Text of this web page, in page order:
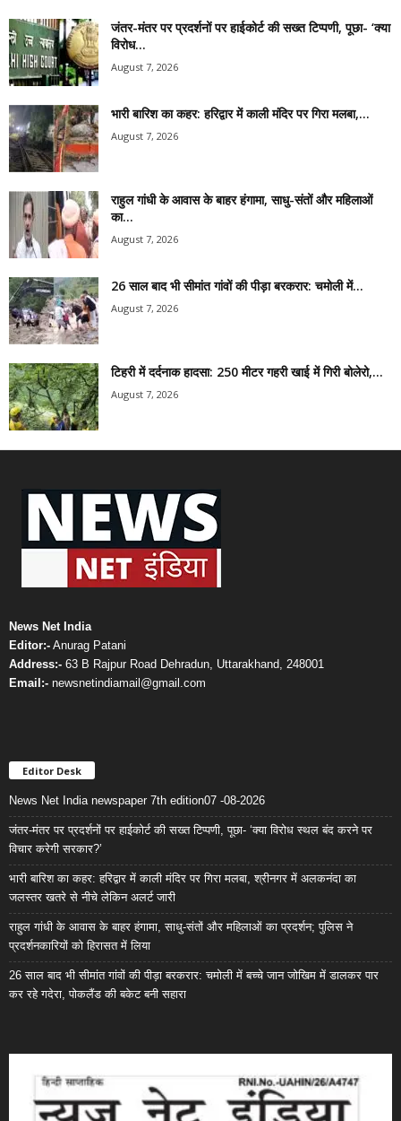
जंतर-मंतर पर प्रदर्शनों पर हाईकोर्ट की सख्त टिप्पणी, पूछा- ‘क्या
विरोध...
August 7, 2026
भारी बारिश का कहर: हरिद्वार में काली मंदिर पर गिरा मलबा,...
August 7, 2026
राहुल गांधी के आवास के बाहर हंगामा, साधु-संतों और महिलाओं
का...
August 7, 2026
26 साल बाद भी सीमांत गांवों की पीड़ा बरकरार: चमोली में...
August 7, 2026
टिहरी में दर्दनाक हादसा: 250 मीटर गहरी खाई में गिरी बोलेरो,...
August 7, 2026
News Net India
Editor:- Anurag Patani
Address:- 63 B Rajpur Road Dehradun, Uttarakhand, 248001
Email:- newsnetindiamail@gmail.com
Editor Desk
News Net India newspaper 7th edition07 -08-2026
जंतर-मंतर पर प्रदर्शनों पर हाईकोर्ट की सख्त टिप्पणी, पूछा- ‘क्या विरोध स्थल बंद करने पर
विचार करेगी सरकार?’
भारी बारिश का कहर: हरिद्वार में काली मंदिर पर गिरा मलबा, श्रीनगर में अलकनंदा का
जलस्तर खतरे से नीचे लेकिन अलर्ट जारी
राहुल गांधी के आवास के बाहर हंगामा, साधु-संतों और महिलाओं का प्रदर्शन; पुलिस ने
प्रदर्शनकारियों को हिरासत में लिया
26 साल बाद भी सीमांत गांवों की पीड़ा बरकरार: चमोली में बच्चे जान जोखिम में डालकर पार
कर रहे गदेरा, पोकलैंड की बकेट बनी सहारा